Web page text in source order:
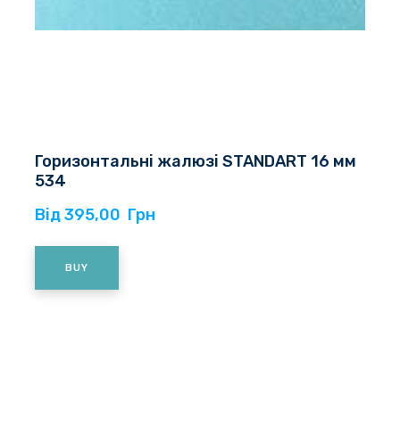
Горизонтальні жалюзі STANDART 16 мм
534
Від 395,00  Грн
BUY